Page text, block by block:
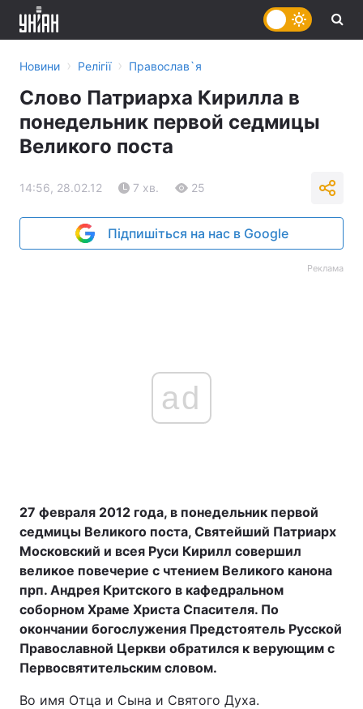
Новини › Релігії › Православ`я
Слово Патриарха Кирилла в
понедельник первой седмицы
Великого поста
14:56, 28.02.12 7 хв. 25
Підпишіться на нас в Google
Реклама
ad
27 февраля 2012 года, в понедельник первой
седмицы Великого поста, Святейший Патриарх
Московский и всея Руси Кирилл совершил
великое повечерие с чтением Великого канона
прп. Андрея Критского в кафедральном
соборном Храме Христа Спасителя. По
окончании богослужения Предстоятель Русской
Православной Церкви обратился к верующим с
Первосвятительским словом.
Во имя Отца и Сына и Святого Духа.